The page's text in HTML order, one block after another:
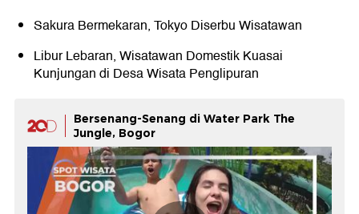
Sakura Bermekaran, Tokyo Diserbu Wisatawan
Libur Lebaran, Wisatawan Domestik Kuasai
Kunjungan di Desa Wisata Penglipuran
Bersenang-Senang di Water Park The
Jungle, Bogor